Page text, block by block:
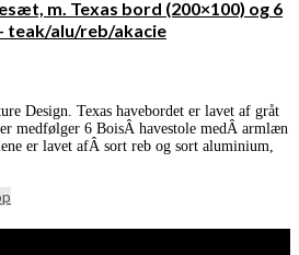
m. Texas bord (200×100) og 6
teak/alu/reb/akacie
Design. Texas havebordet er lavet af gråt
medfølger 6 BoisÂ havestole medÂ armlæn
er lavet afÂ sort reb og sort aluminium,